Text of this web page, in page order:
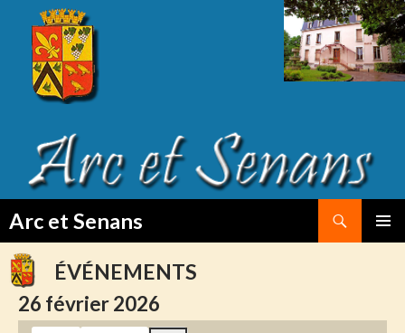
Arc et Senans
TO
CONTENTÉVÉNEMENTS
26 février 2026